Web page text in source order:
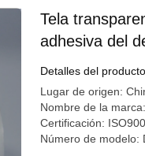
Tela
adhesiva del
Detalles del producto
Lugar de origen:
Nombre de la
Certificación:
Número de modelo: